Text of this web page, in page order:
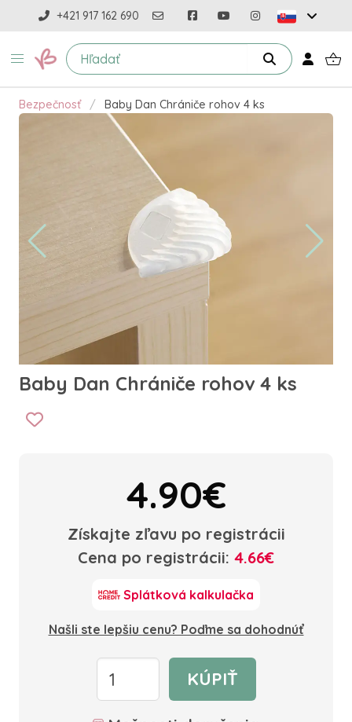
+421 917 162 690
Bezpečnosť Baby Dan Chrániče rohov 4 ks
Baby Dan Chrániče rohov 4 ks
4.90€
Získajte zľavu po registrácii
Cena po registrácii: 4.66€
Splátková kalkulačka
Našli ste lepšiu cenu? Poďme sa dohodnúť
KÚPIŤ